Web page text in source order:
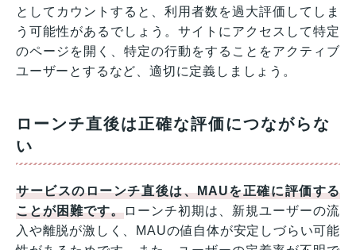
としてカウントすると、利用者数を過大評価してしま
う可能性があるでしょう。サイトにアクセスして特定
のページを開く、特定の行動をすることをアクティブ
ユーザーとするなど、適切に定義しましょう。
ローンチ直後は正確な評価につながらな
い
サービスのローンチ直後は、MAUを正確に評価する
ことが困難です。ローンチ初期は、新規ユーザーの流
入や離脱が激しく、MAUの値自体が安定しづらい可能